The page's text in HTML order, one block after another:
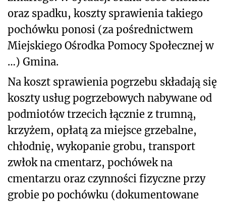
oraz spadku, koszty sprawienia takiego
pochówku ponosi (za pośrednictwem
Miejskiego Ośrodka Pomocy Społecznej w
…) Gmina.
Na koszt sprawienia pogrzebu składają się
koszty usług pogrzebowych nabywane od
podmiotów trzecich łącznie z trumną,
krzyżem, opłatą za miejsce grzebalne,
chłodnię, wykopanie grobu, transport
zwłok na cmentarz, pochówek na
cmentarzu oraz czynności fizyczne przy
grobie po pochówku (dokumentowane